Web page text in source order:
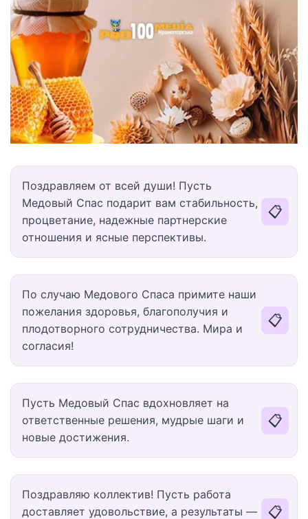
Поздравляем от всей души! Пусть
Медовый Спас подарит вам стабильность,
процветание, надежные партнерские
отношения и ясные перспективы.
📋
По случаю Медового Спаса примите наши
пожелания здоровья, благополучия и
плодотворного сотрудничества. Мира и
согласия!
📋
Пусть Медовый Спас вдохновляет на
ответственные решения, мудрые шаги и
новые достижения.
📋
Поздравляю коллектив! Пусть работа
доставляет удовольствие, а результаты —
📋